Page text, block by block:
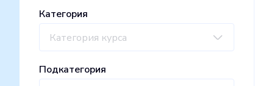
Категория
Категория курса
Подкатегория